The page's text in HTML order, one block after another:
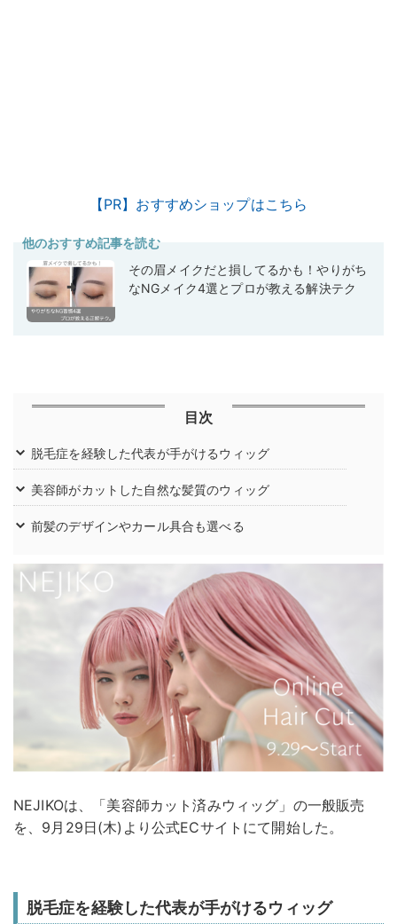
【PR】おすすめショップはこちら
他のおすすめ記事を読む
その眉メイクだと損してるかも！やりがち
なNGメイク4選とプロが教える解決テク
目次
脱毛症を経験した代表が手がけるウィッグ
美容師がカットした自然な髪質のウィッグ
前髪のデザインやカール具合も選べる
NEJIKOは、「美容師カット済みウィッグ」の一般販売
を、9月29日(木)より公式ECサイトにて開始した。
脱毛症を経験した代表が手がけるウィッグ